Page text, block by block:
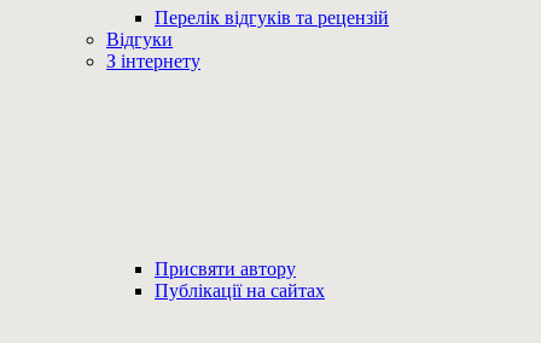
Перелік відгуків та рецензій
Відгуки
З інтернету
Присвяти автору
Публікації на сайтах